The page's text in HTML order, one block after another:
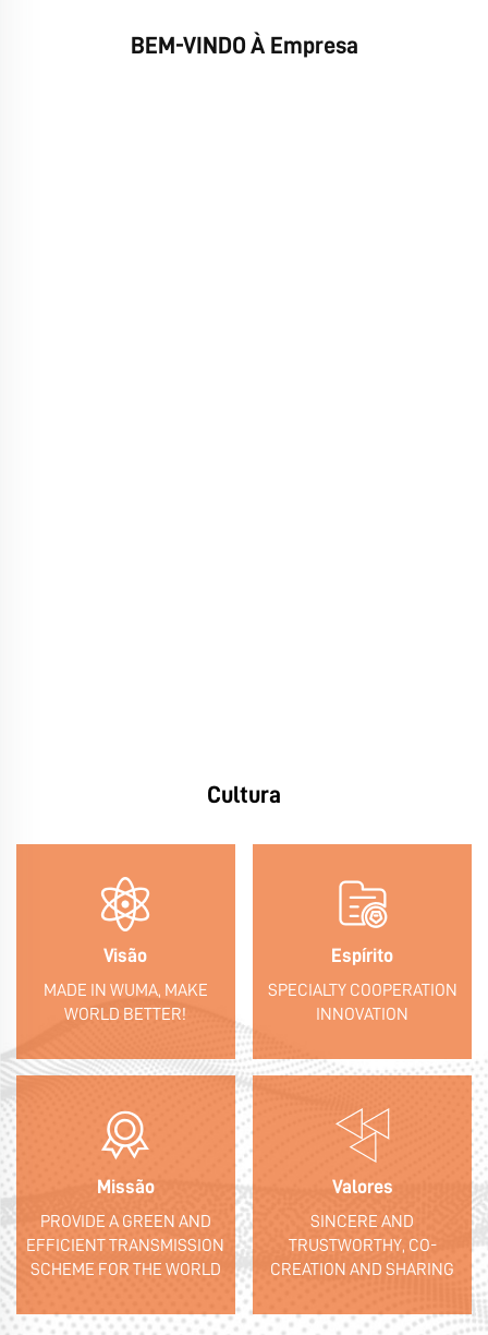
BEM-VINDO À Empresa
Cultura
Visão
MADE IN WUMA, MAKE
WORLD BETTER!
Espírito
SPECIALTY COOPERATION
INNOVATION
Missão
PROVIDE A GREEN AND
EFFICIENT TRANSMISSION
SCHEME FOR THE WORLD
Valores
SINCERE AND
TRUSTWORTHY, CO-
CREATION AND SHARING